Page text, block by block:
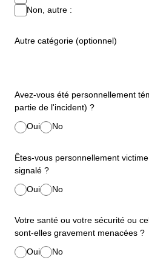
Non, autre :
Autre catégorie (optionnel)
Avez-vous été personnellement
partie de l'incident) ?
Oui
No
Êtes-vous personnellement
signalé ?
Oui
No
Votre santé ou votre sécurité ou
sont-elles gravement menacées ?
Oui
No